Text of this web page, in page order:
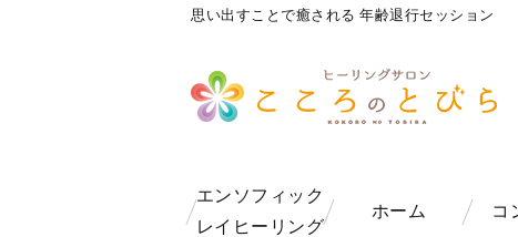
思い出すことで癒される 年齢退行セッション
エンソフィック
レイヒーリング
ホーム コ